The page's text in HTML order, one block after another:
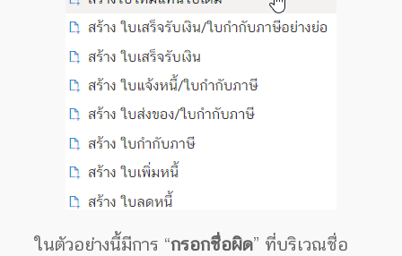
ในตัวอย่างนี้มีการ “กรอกชื่อผิด” ที่บริเวณชื่อ